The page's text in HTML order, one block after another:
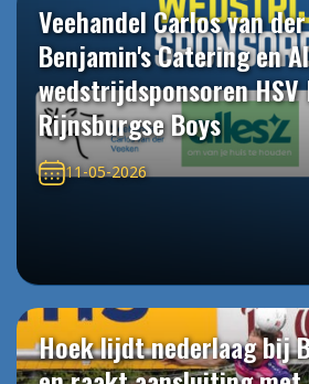
Veehandel Carlos van
Benjamin's Catering en
wedstrijdsponsoren HSV
Rijnsburgse Boys
11-05-2026
Hoek lijdt nederlaag bij